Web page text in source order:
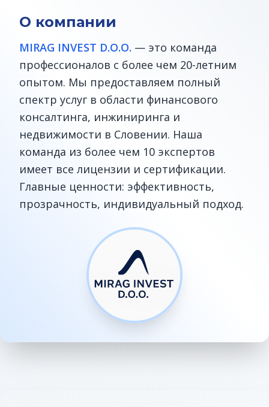
О компании
MIRAG INVEST D.O.O. — это команда
профессионалов с более чем 20-летним
опытом. Мы предоставляем полный
спектр услуг в области финансового
консалтинга, инжиниринга и
недвижимости в Словении. Наша
команда из более чем 10 экспертов
имеет все лицензии и сертификации.
Главные ценности: эффективность,
прозрачность, индивидуальный подход.